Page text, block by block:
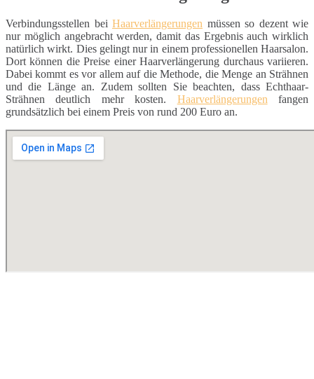
Verbindungsstellen bei Haarverlängerungen müssen so dezent wie
nur möglich angebracht werden, damit das Ergebnis auch wirklich
natürlich wirkt. Dies gelingt nur in einem professionellen Haarsalon.
Dort können die Preise einer Haarverlängerung durchaus variieren.
Dabei kommt es vor allem auf die Methode, die Menge an Strähnen
und die Länge an. Zudem sollten Sie beachten, dass Echthaar-
Strähnen deutlich mehr kosten. Haarverlängerungenfangen
grundsätzlich bei einem Preis von rund 200 Euro an.